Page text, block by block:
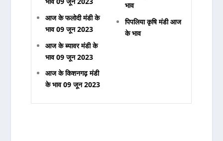
आज के फलोदी मंडी के
भाव 09 जून 2023
आज के ब्यावर मंडी के
भाव 09 जून 2023
आज के किशनगढ़ मंडी
के भाव 09 जून 2023
भाव
पिपलिया कृषि मंडी आज
के भाव